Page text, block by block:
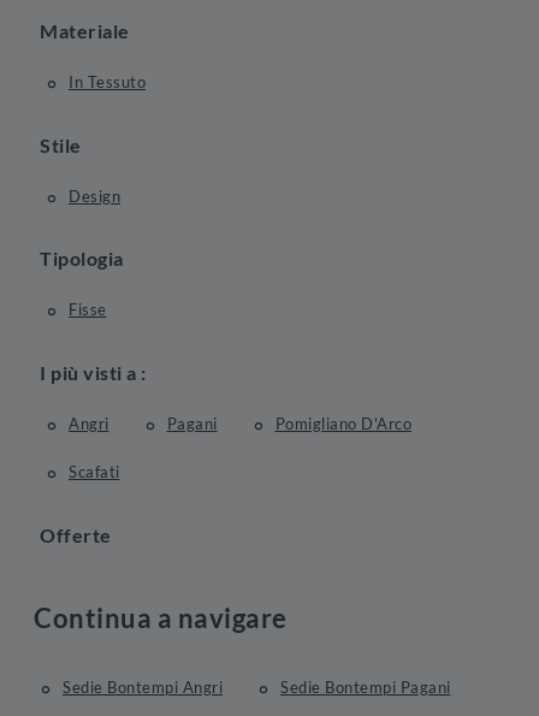
Materiale
In Tessuto
Stile
Design
Tipologia
Fisse
I più visti a :
Angri Pagani Pomigliano D'Arco
Scafati
Offerte
Continua a navigare
Sedie Bontempi Angri Sedie Bontempi Pagani